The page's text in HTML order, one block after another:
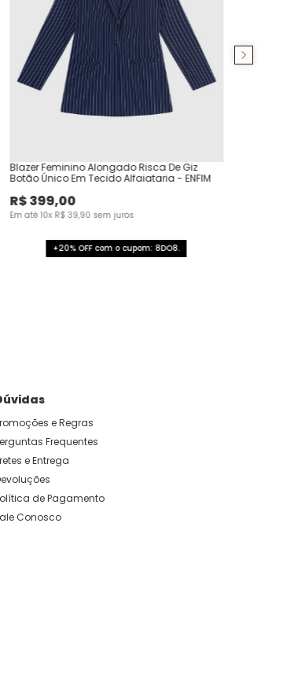
Blazer Feminino Alongado Risca De Giz
Botão Único Em Tecido Alfaiataria - ENFIM
R$399,00
Em até10x R$ 39,90 sem juros
+20% OFF com o cupom: 8DO8.
e Regras
Frequentes
e Entrega
de Pagamento
Conosco